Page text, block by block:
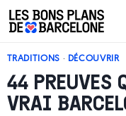
Aller
au
TRADITIONS · DÉCOUVRIR
44 PREUVES
VRAI